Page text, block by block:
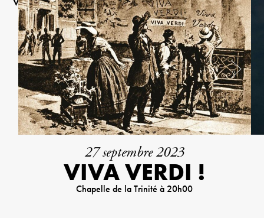
À NE PAS MANQUER
27 septembre 2023
VIVA VERDI !
Chapelle de la Trinité à 20h00